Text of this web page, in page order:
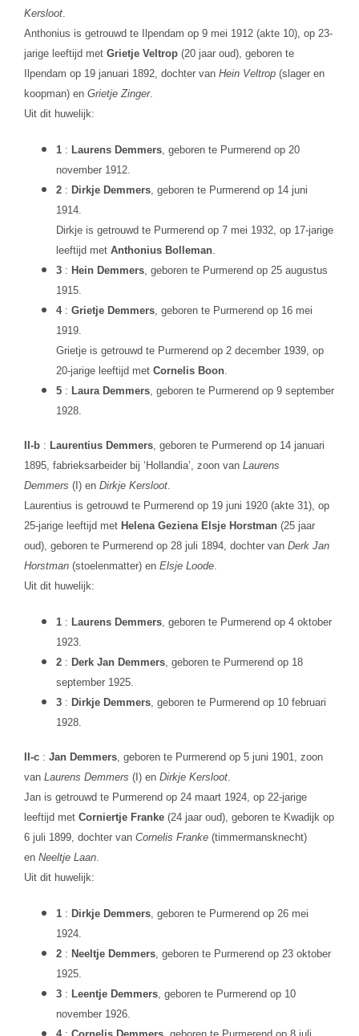
Kersloot.
Anthonius is getrouwd te Ilpendam op 9 mei 1912 (akte 10), op 23-
jarige leeftijd met Grietje Veltrop(20 jaar oud), geboren te
Ilpendam op 19 januari 1892, dochter van Hein Veltrop(slager en
koopman) en Grietje Zinger.
Uit dit huwelijk:
1 : Laurens Demmers, geboren te Purmerend op 20
november 1912.
2 : Dirkje Demmers, geboren te Purmerend op 14 juni
1914.
Dirkje is getrouwd te Purmerend op 7 mei 1932, op 17-jarige
leeftijd met Anthonius Bolleman.
3 : Hein Demmers, geboren te Purmerend op 25 augustus
1915.
4 : Grietje Demmers, geboren te Purmerend op 16 mei
1919.
Grietje is getrouwd te Purmerend op 2 december 1939, op
20-jarige leeftijd met Cornelis Boon.
5 : Laura Demmers, geboren te Purmerend op 9 september
1928.
II-b : Laurentius Demmers, geboren te Purmerend op 14 januari
1895, fabrieksarbeider bij ‘Hollandia’, zoon van Laurens
Demmers (I) en Dirkje Kersloot.
Laurentius is getrouwd te Purmerend op 19 juni 1920 (akte 31), op
25-jarige leeftijd met Helena Geziena Elsje Horstman(25 jaar
oud), geboren te Purmerend op 28 juli 1894, dochter van Derk Jan
Horstman(stoelenmatter) en Elsje Loode.
Uit dit huwelijk:
1 : Laurens Demmers, geboren te Purmerend op 4 oktober
1923.
2 : Derk Jan Demmers, geboren te Purmerend op 18
september 1925.
3 : Dirkje Demmers, geboren te Purmerend op 10 februari
1928.
II-c : Jan Demmers, geboren te Purmerend op 5 juni 1901, zoon
van Laurens Demmers (I) en Dirkje Kersloot.
Jan is getrouwd te Purmerend op 24 maart 1924, op 22-jarige
leeftijd met Corniertje Franke(24 jaar oud), geboren te Kwadijk op
6 juli 1899, dochter van Cornelis Franke(timmermansknecht)
en Neeltje Laan.
Uit dit huwelijk:
1 : Dirkje Demmers, geboren te Purmerend op 26 mei
1924.
2 : Neeltje Demmers, geboren te Purmerend op 23 oktober
1925.
3 : Leentje Demmers, geboren te Purmerend op 10
november 1926.